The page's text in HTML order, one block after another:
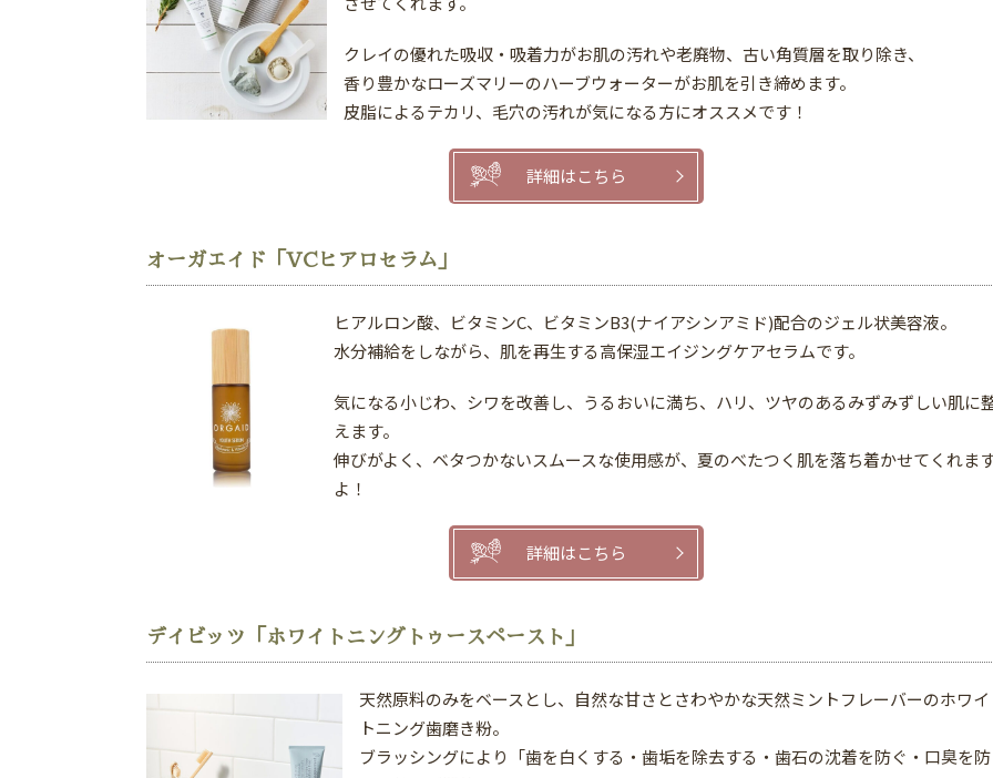
クレイの優れた吸収・吸着力がお肌の汚れや老廃物、古い角質層を取り除き、
香り豊かなローズマリーのハーブウォーターがお肌を引き締めます。
皮脂によるテカリ、毛穴の汚れが気になる方にオススメです！
詳細はこちら
オーガエイド「VCヒアロセラム」
ヒアルロン酸、ビタミンC、ビタミンB3(ナイアシンアミド)配合のジェル状美容液。
⽔分補給をしながら、肌を再⽣する⾼保湿エイジングケアセラムです。
気になる⼩じわ、シワを改善し、うるおいに満ち、ハリ、ツヤのあるみずみずしい肌に
えます。
伸びがよく、ベタつかないスムースな使⽤感が、夏のべたつく肌を落ち着かせてくれま
よ！
詳細はこちら
デイビッツ「ホワイトニングトゥースペースト」
天然原料のみをベースとし、自然な甘さとさわやかな天然ミントフレーバーのホワイ
トニング歯磨き粉。
ブラッシングにより「歯を白くする・歯垢を除去する・歯石の沈着を防ぐ・口臭を防